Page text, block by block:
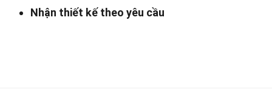
Nhận thiết kế theo yêu cầu